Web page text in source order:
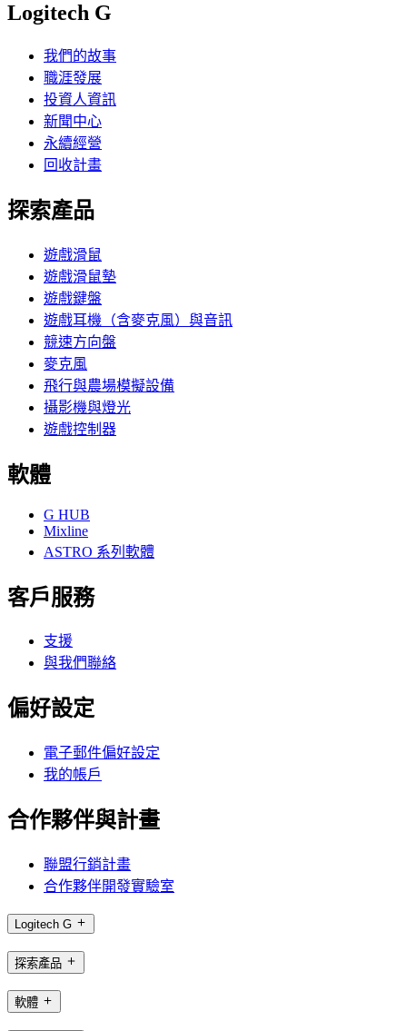
Logitech G
我們的故事
職涯發展
投資人資訊
新聞中心
永續經營
回收計畫
探索產品
遊戲滑鼠
遊戲滑鼠墊
遊戲鍵盤
遊戲耳機（含麥克風）與音訊
競速方向盤
麥克風
飛行與農場模擬設備
攝影機與燈光
遊戲控制器
軟體
G HUB
Mixline
ASTRO 系列軟體
客戶服務
支援
與我們聯絡
偏好設定
電子郵件偏好設定
我的帳戶
合作夥伴與計畫
聯盟行銷計畫
合作夥伴開發實驗室
Logitech G
探索產品
軟體